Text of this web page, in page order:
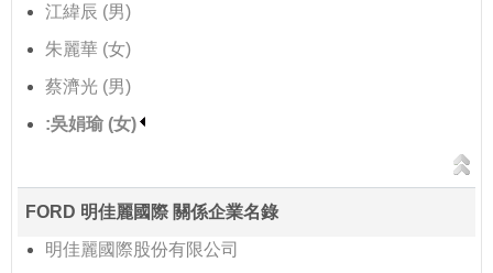
江緯辰 (男)
朱麗華 (女)
蔡濟光 (男)
:吳娟瑜 (女)
FORD 明佳麗國際 關係企業名錄
明佳麗國際股份有限公司